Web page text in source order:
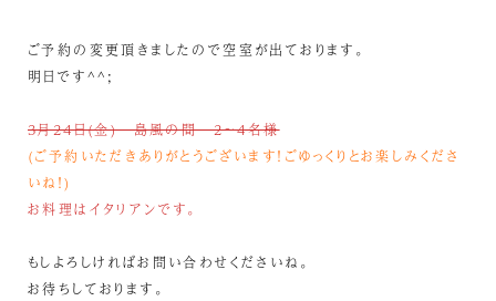
ご予約の変更頂きましたので空室が出ております。
明日です^^;
3月24日(金) 島風の間 2～4名様
(ご予約いただきありがとうございます！ごゆっくりとお楽しみくださ
いね！)
お料理はイタリアンです。
もしよろしければお問い合わせくださいね。
お待ちしております。